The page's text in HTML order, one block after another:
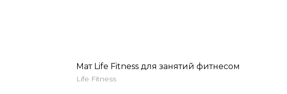
Мат Life Fitness для занятий фитнесом
Life Fitness